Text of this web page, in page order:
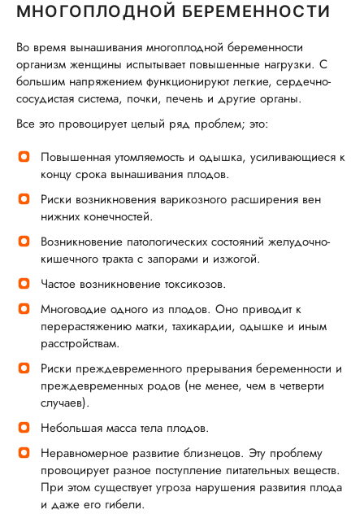
МНОГОПЛОДНОЙ БЕРЕМЕННОСТИ
Во время вынашивания многоплодной беременности
организм женщины испытывает повышенные нагрузки. С
большим напряжением функционируют легкие, сердечно-
сосудистая система, почки, печень и другие органы.
Все это провоцирует целый ряд проблем; это:
Повышенная утомляемость и одышка, усиливающиеся к
концу срока вынашивания плодов.
Риски возникновения варикозного расширения вен
нижних конечностей.
Возникновение патологических состояний желудочно-
кишечного тракта с запорами и изжогой.
Частое возникновение токсикозов.
Многоводие одного из плодов. Оно приводит к
перерастяжению матки, тахикардии, одышке и иным
расстройствам.
Риски преждевременного прерывания беременности и
преждевременных родов (не менее, чем в четверти
случаев).
Небольшая масса тела плодов.
Неравномерное развитие близнецов. Эту проблему
провоцирует разное поступление питательных веществ.
При этом существует угроза нарушения развития плода
и даже его гибели.